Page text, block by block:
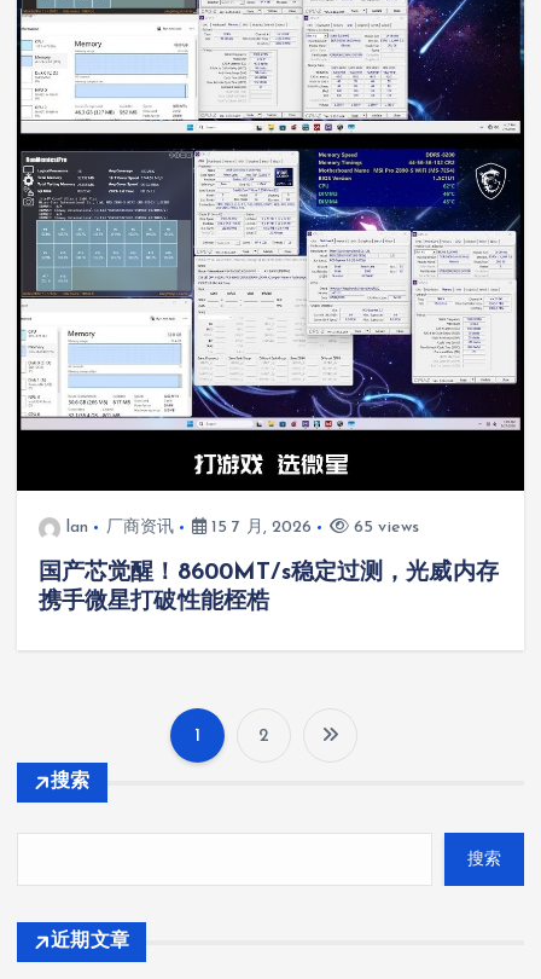
lan 厂商资讯 15 7 月, 2026 65 views
国产芯觉醒！8600MT/s稳定过测，光威内存
携手微星打破性能桎梏
章
分
1 2
搜索
搜索
近期文章